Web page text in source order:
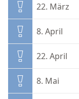
22. März
8. April
22. April
8. Mai